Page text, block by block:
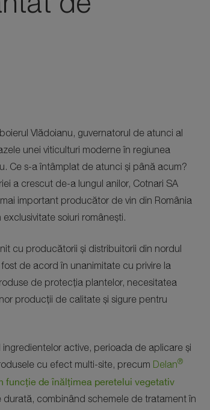
Vlădoianu, guvernatorul de atunci al
unei viticulturi moderne în regiunea
Ce s-a întâmplat de atunci și până acum?
a crescut de-a lungul anilor, Cotnari SA
important producător de vin din România
soiuri românești.
cu producătorii și distribuitorii din nordul
de acord în unanimitate cu privire la
de protecția plantelor, necesitatea
producții de calitate și sigure pentru
active, perioada de aplicare și
cu efect multi-site, precum Delan®
funcție de înălțimea peretelui vegetativ
durată, combinând schemele de tratament în